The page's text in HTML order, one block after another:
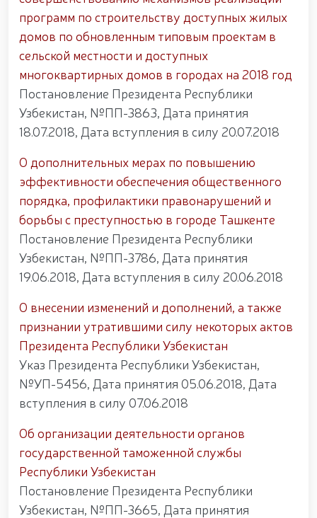
Республике Каракалпакстан гвардейцами
задержано лицо, незаконно перевозившее
растение, занесённое в Красную книгу / / В городе
Ташкент гвардейцами изъяты
несертифицированные пиротехнические изделия /
/ В Ферганской области пресечён незаконный
оборот пиротехнических средств / /
Продолжается процесс отбора кандидатов,
изъявивших желание поступить в Университет
общественной безопасности Национальной
главой государства по развитию олимпийского и
паралимпийского спорта на новый уровень, под
председательством Командующего Национальной
гвардией Р. Джураева состоялась конференция с
участием тренеров по стрельбе из лука
(паралимпийской стрельбе) / / Женщины-
военнослужащие Управления Национальной
гвардии по Сурхандарьинской области заняли
первое место в соревнованиях по волейболу среди
сотрудников правоохранительных органов / / В
открытом диалоге председателя комитета Сената
Олий Мажлиса участвовали доценты Университета
общественной безопасности Национальной
гвардии / / С учащимися "Темурбеклар мактаби"
Национальной гвардии проведено показательное
занятие на тему «Использование беспилотных
летательных аппаратов и их технические
характеристики» / / В Ташкентском Региональном
учебном центре Национальной гвардии прошел
республиканский научно-практический семинар на
тему «Перспективы применения беспилотных
летательных аппаратов в системе охраны
объектов» / / Общественный порядок и
безопасность граждан будут обеспечены во время
молитв в священный месяц Рамазан / /
программ по строительству доступных жилых
домов по обновленным типовым проектам в
сельской местности и доступных
многоквартирных домов в городах на 2018 год
Постановление Президента Республики
Узбекистан, №ПП-3863, Дата принятия
18.07.2018, Дата вступления в силу 20.07.2018
О дополнительных мерах по повышению
эффективности обеспечения общественного
порядка, профилактики правонарушений и
борьбы с преступностью в городе Ташкенте
Постановление Президента Республики
Узбекистан, №ПП-3786, Дата принятия
19.06.2018, Дата вступления в силу 20.06.2018
О внесении изменений и дополнений, а также
признании утратившими силу некоторых актов
Президента Республики Узбекистан
Указ Президента Республики Узбекистан,
№УП-5456, Дата принятия 05.06.2018, Дата
вступления в силу 07.06.2018
Об организации деятельности органов
государственной таможенной службы
Республики Узбекистан
Постановление Президента Республики
Узбекистан, №ПП-3665, Дата принятия